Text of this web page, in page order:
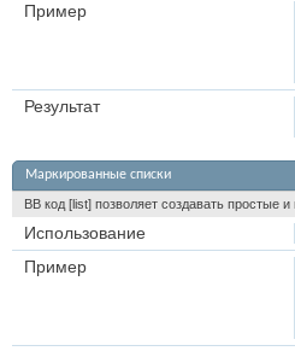
Пример
Результат
Маркированные списки
BB код [list] позволяет создавать
Использование
Пример